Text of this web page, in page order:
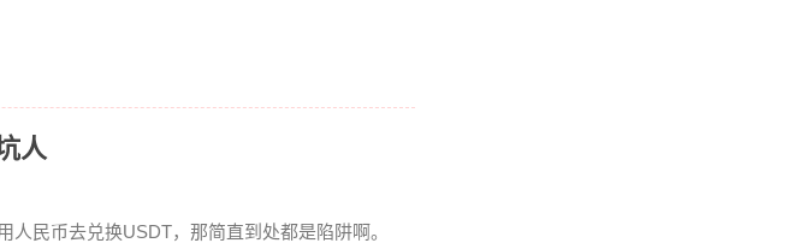
人
民币去兑换USDT，那简直到处都是陷阱啊。